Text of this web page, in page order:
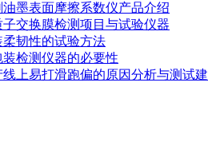
墨表面摩擦系数仪产品介绍
交换膜检测项目与试验仪器
韧性的试验方法
检测仪器的必要性
上易打滑跑偏的原因分析与测试